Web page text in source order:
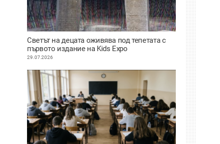
Светът на децата оживява под тепетата с
първото издание на Kids Expo
29.07.2026